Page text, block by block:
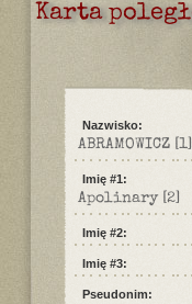
Karta
Nazwisko:
ABRAMOWICZ [1]
Imię #1:
Apolinary [2]
Imię #2:
Imię #3:
Pseudonim: